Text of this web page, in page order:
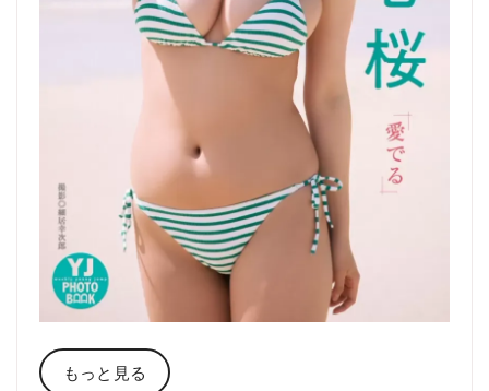
もっと見る